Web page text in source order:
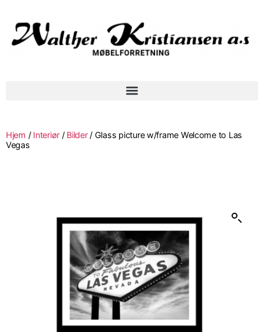
Hjem / Interiør/ Bilder/ Glass picture w/frame Welcome to Las
Vegas